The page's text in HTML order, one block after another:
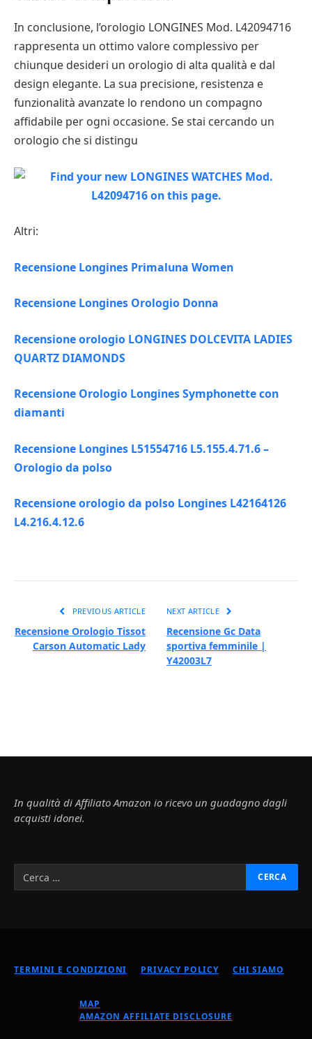
In conclusione, l’orologio LONGINES Mod. L42094716
rappresenta un ottimo valore complessivo per
chiunque desideri un orologio di alta qualità e dal
design elegante. La sua precisione, resistenza e
funzionalità avanzate lo rendono un compagno
affidabile per ogni occasione. Se stai cercando un
orologio che si distingu
Altri:
Recensione Longines Primaluna Women
Recensione Longines Orologio Donna
Recensione orologio LONGINES DOLCEVITA LADIES
QUARTZ DIAMONDS
Recensione Orologio Longines Symphonette con
diamanti
Recensione Longines L51554716 L5.155.4.71.6 –
Orologio da polso
Recensione orologio da polso Longines L42164126
L4.216.4.12.6
PREVIOUS ARTICLE
Recensione Orologio Tissot
Carson Automatic Lady
NEXT ARTICLE
Recensione Gc Data
sportiva femminile |
Y42003L7
In qualità di Affiliato Amazon io ricevo un guadagno dagli
acquisti idonei.
TERMINI E CONDIZIONI PRIVACY POLICY CHI SIAMO
MAP
AMAZON AFFILIATE DISCLOSURE